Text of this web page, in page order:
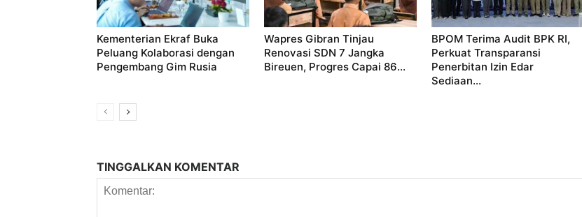
Kementerian Ekraf Buka
Peluang Kolaborasi dengan
Pengembang Gim Rusia
Wapres Gibran Tinjau
Renovasi SDN 7 Jangka
Bireuen, Progres Capai 86...
BPOM Terima Audit BPK RI,
Perkuat Transparansi
Penerbitan Izin Edar
Sediaan...
TINGGALKAN KOMENTAR